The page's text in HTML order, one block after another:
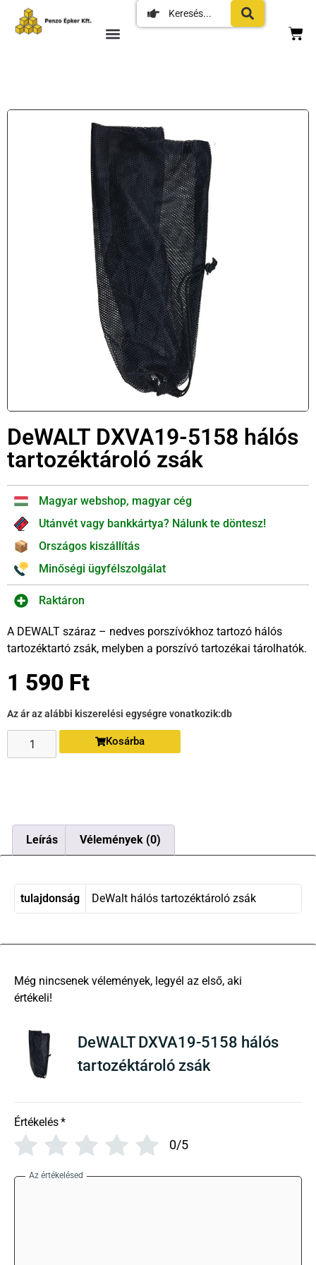
DeWALT DXVA19-5158 hálós
tartozéktároló zsák
Magyar webshop, magyar cég
Utánvét vagy bankkártya? Nálunk te döntesz!
Országos kiszállítás
Minőségi ügyfélszolgálat
Raktáron
A DEWALT száraz – nedves porszívókhoz tartozó hálós
tartozéktartó zsák, melyben a porszívó tartozékai tárolhatók.
1 590 Ft
Az ár az alábbi kiszerelési egységre vonatkozik:db
Kosárba
Leírás Vélemények (0)
tulajdonság DeWalt hálós tartozéktároló zsák
DeWALT DXVA19-5158 hálós
tartozéktároló zsák
Értékelés*
0/5
Az értékelésed